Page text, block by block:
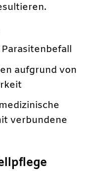
aufgrund von
verbundene